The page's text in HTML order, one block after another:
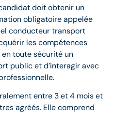
doit obtenir un
obligatoire appelée
conducteur transport
les compétences
toute sécurité un
public et d’interagir avec
entre 3 et 4 mois et
agréés. Elle comprend